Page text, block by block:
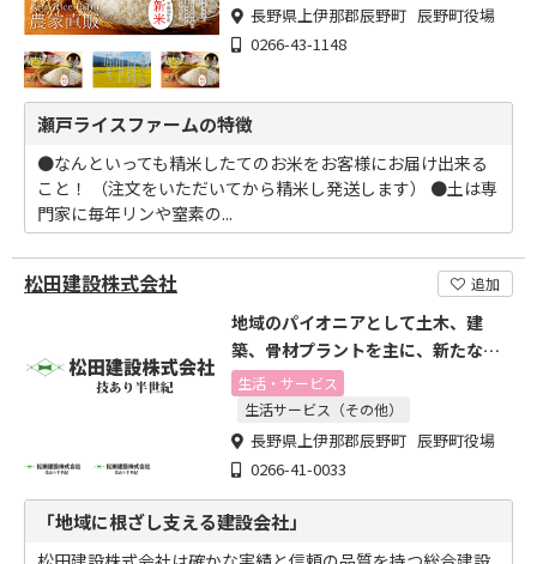
長野県上伊那郡辰野町 辰野町役場
0266-43-1148
瀬戸ライスファームの特徴
●なんといっても精米したてのお米をお客様にお届け出来る
こと！ （注文をいただいてから精米し発送します） ●土は専
門家に毎年リンや窒素の...
松田建設株式会社 追加
地域のパイオニアとして土木、建
築、骨材プラントを主に、新たな建
設業を目指しております。
生活・サービス
生活サービス（その他）
長野県上伊那郡辰野町 辰野町役場
0266-41-0033
「地域に根ざし支える建設会社」